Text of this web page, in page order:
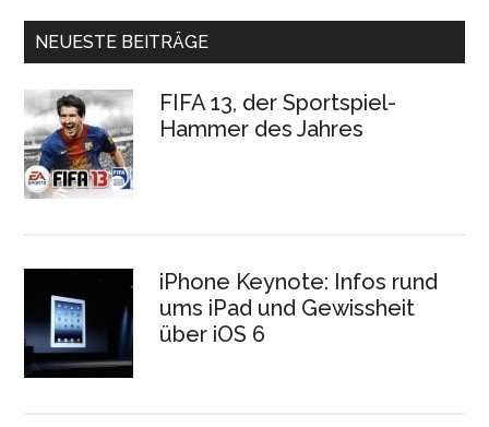
NEUESTE BEITRÄGE
FIFA 13, der Sportspiel-
Hammer des Jahres
iPhone Keynote: Infos rund
ums iPad und Gewissheit
über iOS 6